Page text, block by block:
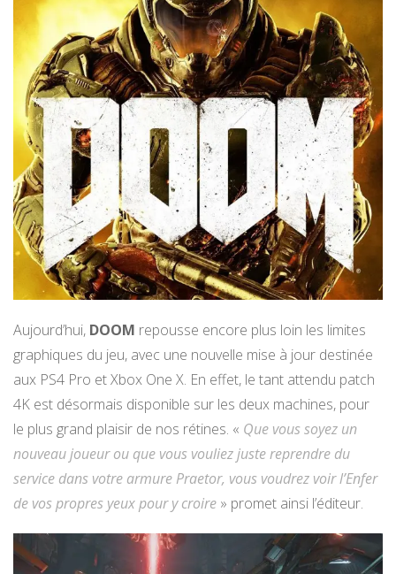
Aujourd’hui, DOOM repousse encore plus loin les limites
graphiques du jeu, avec une nouvelle mise à jour destinée
aux PS4 Pro et Xbox One X. En effet, le tant attendu patch
4K est désormais disponible sur les deux machines, pour
le plus grand plaisir de nos rétines. « Que vous soyez un
nouveau joueur ou que vous vouliez juste reprendre du
service dans votre armure Praetor, vous voudrez voir l’Enfer
de vos propres yeux pour y croire » promet ainsi l’éditeur.